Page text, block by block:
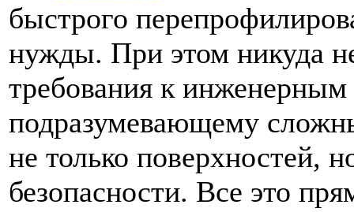
быстрого
нужды. При этом никуда
требования к
подразумевающему
не только поверхностей,
безопасности. Все это